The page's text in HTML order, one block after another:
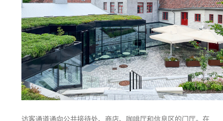
访客通道通向公共接待处、商店、咖啡厅和信息区的门厅。在